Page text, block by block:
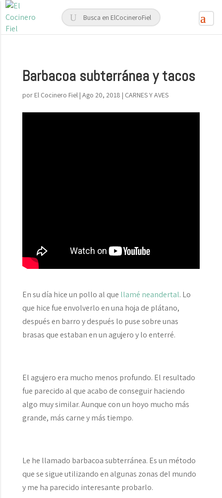
Barbacoa subterránea y tacos
por El Cocinero Fiel| Ago 20, 2018 | CARNES Y AVES
En su día hice un pollo al que llamé neandertal. Lo
que hice fue envolverlo en una hoja de plátano,
después en barro y después lo puse sobre unas
brasas que estaban en un agujero y lo enterré.
El agujero era mucho menos profundo. El resultado
fue parecido al que acabo de conseguir haciendo
algo muy similar. Aunque con un hoyo mucho más
grande, más carne y más tiempo.
Le he llamado barbacoa subterránea. Es un método
que se sigue utilizando en algunas zonas del mundo
y me ha parecido interesante probarlo.